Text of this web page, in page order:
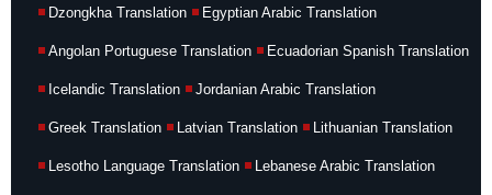
Dzongkha Translation Egyptian Arabic Translation
Angolan Portuguese Translation Ecuadorian Spanish Translation
Icelandic Translation Jordanian Arabic Translation
Greek Translation Latvian Translation Lithuanian Translation
Lesotho Language Translation Lebanese Arabic Translation